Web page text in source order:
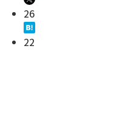
26
22